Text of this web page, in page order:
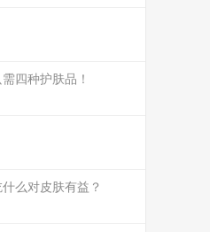
四种护肤品！
么对皮肤有益？